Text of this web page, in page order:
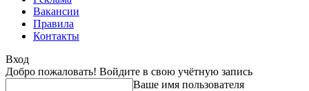
Вакансии
Правила
Контакты
Вход
Добро пожаловать! Войдите в свою учётную запись
Ваше имя пользователя